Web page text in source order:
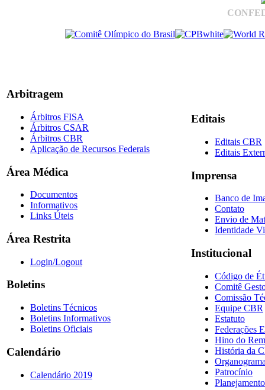
Arbitragem
Árbitros FISA
Árbitros CSAR
Árbitros CBR
Aplicação de Recursos Federais
Área Médica
Documentos
Informativos
Links Úteis
Área Restrita
Login/Logout
Boletins
Boletins Técnicos
Boletins Informativos
Boletins Oficiais
Calendário
Calendário 2019
Editais
Editais CBR
Editais
Imprensa
Banco de
Contato
Envio de
Identidade
Institucional
Código de
Comitê
Comissão
Equipe CBR
Estatuto
Federações
Hino do
História da
Patrocínio